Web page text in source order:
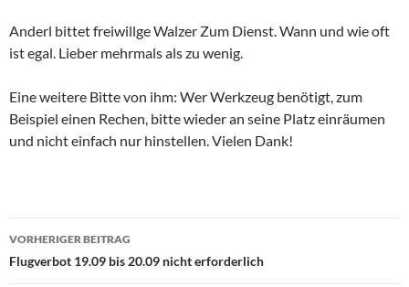
Anderl bittet freiwillge Walzer Zum Dienst. Wann und wie oft
ist egal. Lieber mehrmals als zu wenig.
Eine weitere Bitte von ihm: Wer Werkzeug benötigt, zum
Beispiel einen Rechen, bitte wieder an seine Platz einräumen
und nicht einfach nur hinstellen. Vielen Dank!
Beitragsnavigation
VORHERIGER BEITRAG
Flugverbot 19.09 bis 20.09 nicht erforderlich